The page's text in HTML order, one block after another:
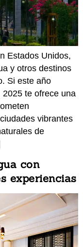
Estados Unidos,
y otros destinos
Si este año
te ofrece una
vibrantes
de
con
experiencias